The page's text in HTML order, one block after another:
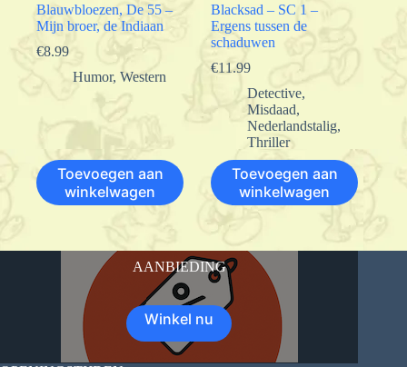
Blauwbloezen, De 55 –
Mijn broer, de Indiaan
€8.99
Humor, Western
Toevoegen aan
winkelwagen
Blacksad – SC 1 –
Ergens tussen de
schaduwen
€11.99
Detective,
Misdaad,
Nederlandstalig,
Thriller
Toevoegen aan
winkelwagen
AANBIEDING
Winkel nu